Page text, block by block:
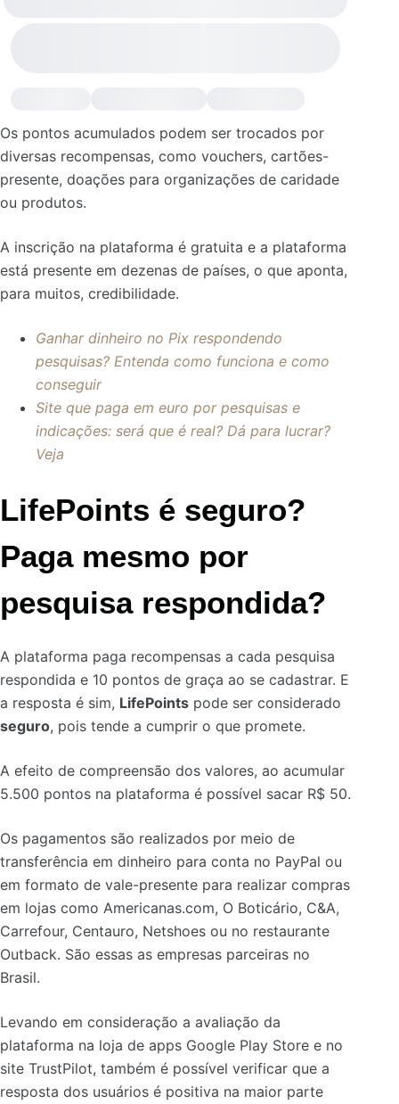
Os pontos acumulados podem ser trocados por
diversas recompensas, como vouchers, cartões-
presente, doações para organizações de caridade
ou produtos.
A inscrição na plataforma é gratuita e a plataforma
está presente em dezenas de países, o que aponta,
para muitos, credibilidade.
Ganhar dinheiro no Pix respondendo
pesquisas? Entenda como funciona e como
conseguir
Site que paga em euro por pesquisas e
indicações: será que é real? Dá para lucrar?
Veja
LifePoints é seguro?
Paga mesmo por
pesquisa respondida?
A plataforma paga recompensas a cada pesquisa
respondida e 10 pontos de graça ao se cadastrar. E
a resposta é sim, LifePoints pode ser considerado
seguro, pois tende a cumprir o que promete.
A efeito de compreensão dos valores, ao acumular
5.500 pontos na plataforma é possível sacar R$ 50.
Os pagamentos são realizados por meio de
transferência em dinheiro para conta no PayPal ou
em formato de vale-presente para realizar compras
em lojas como Americanas.com, O Boticário, C&A,
Carrefour, Centauro, Netshoes ou no restaurante
Outback. São essas as empresas parceiras no
Brasil.
Levando em consideração a avaliação da
plataforma na loja de apps Google Play Store e no
site TrustPilot, também é possível verificar que a
resposta dos usuários é positiva na maior parte